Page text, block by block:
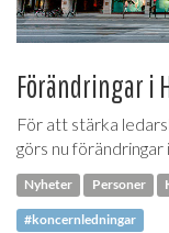
Förändringar i
För att stärka
görs nu förändringar
Nyheter Personer
#koncernledningar